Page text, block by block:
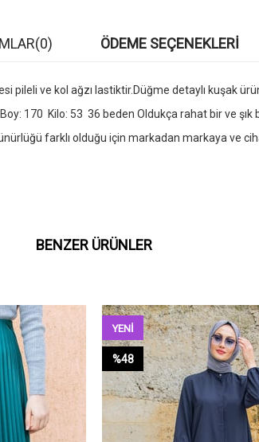
(0) ÖDEME SEÇENEKLERI
pileli ve kol ağzı lastiktir.Düğme detaylı kuşak
Boy: 170 Kilo: 53 36 beden Oldukça rahat bir ve şık
farklı olduğu için markadan markaya
BENZER ÜRÜNLER
%48
YENI
ÜRÜN